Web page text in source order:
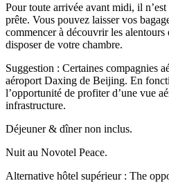
Pour toute arrivée avant midi, il
prête. Vous pouvez laisser vos
commencer à découvrir les
disposer de votre chambre.
Suggestion : Certaines compagnies
aéroport Daxing de Beijing. En
l’opportunité de profiter d’une vue
infrastructure.
Déjeuner & dîner non inclus.
Nuit au Novotel Peace.
Alternative hôtel supérieur : The